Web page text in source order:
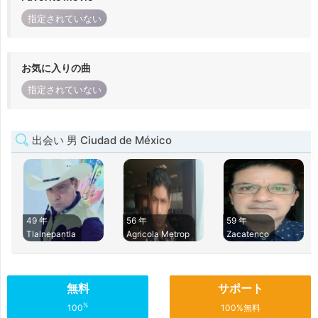
指定されていない
お気に入りの曲
指定されていない
出会い 男 Ciudad de México
49 年
Tlalnepantla
56 年
Agricola Metrop
59 年
Zacatenco
無料
100%
サポート
100%無料